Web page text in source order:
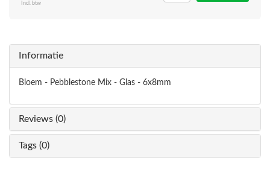
Incl. btw
Informatie
Bloem - Pebblestone Mix - Glas - 6x8mm
Reviews (0)
Tags (0)